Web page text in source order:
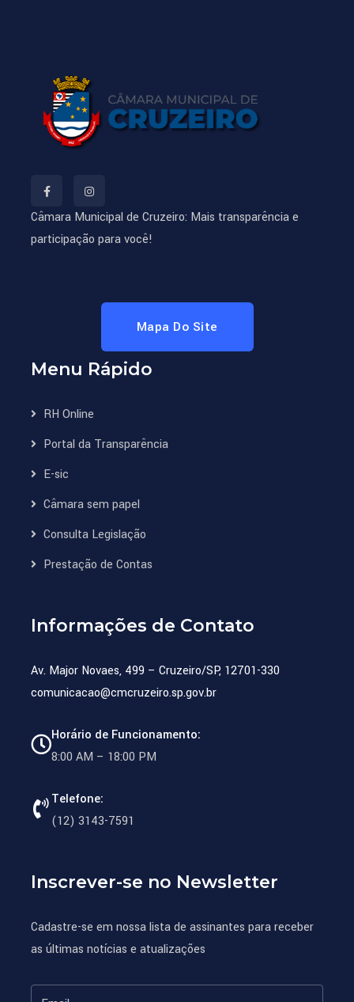
Câmara Municipal de Cruzeiro: Mais transparência e
participação para você!
Mapa Do Site
Menu Rápido
RH Online
Portal da Transparência
E-sic
Câmara sem papel
Consulta Legislação
Prestação de Contas
Informações de Contato
Av. Major Novaes, 499 – Cruzeiro/SP, 12701-330
comunicacao@cmcruzeiro.sp.gov.br
Horário de Funcionamento:
8:00 AM – 18:00 PM
Telefone:
(12) 3143-7591
Inscrever-se no Newsletter
Cadastre-se em nossa lista de assinantes para receber
as últimas notícias e atualizações